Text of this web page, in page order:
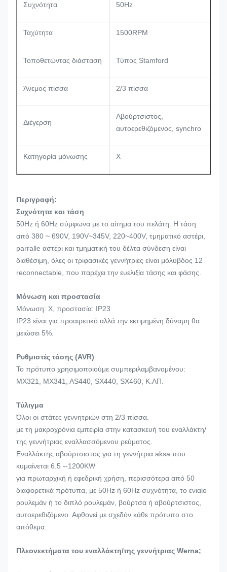
Συχνότητα 50Hz
Ταχύτητα 1500RPM
Τοποθετώντας διάσταση Τύπος Stamford
Άνεμος πίσσα 2/3 πίσσα
Διέγερση
Αβούρτσιστος,
αυτοερεθιζόμενος, synchro
Κατηγορία μόνωσης Χ
Περιγραφή:
Συχνότητα και τάση
50Hz ή 60Hz σύμφωνα με το αίτημα του πελάτη. Η τάση
από 380 ~ 690V, 190V~345V, 220~400V, τμηματικό αστέρι,
parralle αστέρι και τμηματική του δέλτα σύνδεση είναι
διαθέσιμη, όλες οι τριφασικές γεννήτριες είναι μόλυβδος 12
reconnectable, που παρέχει την ευελιξία τάσης και φάσης.
Μόνωση και προστασία
Μόνωση: Χ, προστασία: IP23
IP23 είναι για προαιρετικό αλλά την εκτιμημένη δύναμη θα
μειώσει 5%.
Ρυθμιστές τάσης (AVR)
Το πρότυπο χρησιμοποιούμε συμπεριλαμβανομένου:
MX321, MX341, AS440, SX440, SX460, Κ.ΛΠ.
Τύλιγμα
Όλοι οι στάτες γεννητριών στη 2/3 πίσσα.
με τη μακροχρόνια εμπειρία στην κατασκευή του εναλλάκτη/
της γεννήτριας εναλλασσόμενου ρεύματος.
Εναλλάκτης αβούρτσιστος για τη γεννήτρια aksa που
κυμαίνεται 6.5 --1200KW
για πρωταρχική ή εφεδρική χρήση, περισσότερα από 50
διαφορετικά πρότυπα, με 50Hz ή 60Hz συχνότητα, το ενιαίο
ρουλεμάν ή το διπλό ρουλεμάν, βούρτσα ή αβούρτσιστος,
αυτοερεθιζόμενο. Αφθονεί με σχεδόν κάθε πρότυπο στο
απόθεμα.
Πλεονεκτήματα του εναλλάκτη/της γεννήτριας Werna;